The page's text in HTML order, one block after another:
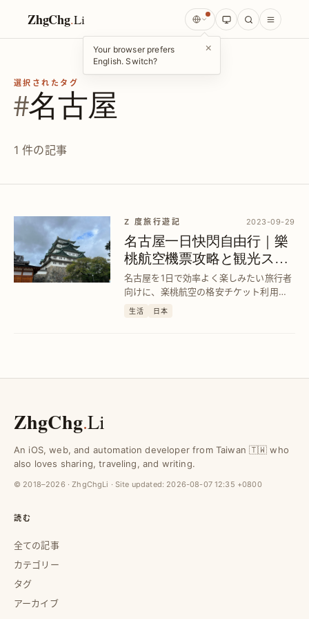
ZhgChg.Li
Your browser prefers
English. Switch?
×
選択されたタグ
#名古屋
1 件の記事
Z 度旅行遊記 2023-09-29
名古屋一日快閃自由行｜樂
桃航空機票攻略と観光スポ
ット紹介
名古屋を1日で効率よく楽しみたい旅行者
向けに、楽桃航空の格安チケット利用法
と人気観光地を厳選して紹介。短時間で
生活 日本
ZhgChg.Li
An iOS, web, and automation developer from Taiwan 🇹🇼 who
also loves sharing, traveling, and writing.
© 2018–2026 · ZhgChgLi · Site updated: 2026-08-07 12:35 +0800
読む
全ての記事
カテゴリー
タグ
アーカイブ